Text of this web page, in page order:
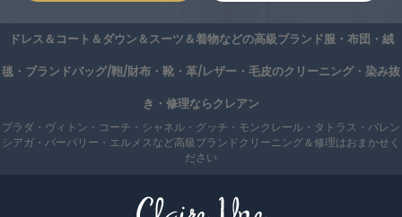
ドレス＆コート＆ダウン＆スーツ＆着物などの高級ブランド服・布団・絨
毯・ブランドバッグ/鞄/財布・靴・革/レザー・毛皮のクリーニング・染み抜
き・修理ならクレアン
プラダ・ヴィトン・コーチ・シャネル・グッチ・モンクレール・タトラス・バレン
シアガ・バーバリー・エルメスなど高級ブランドクリーニング＆修理はおまかせく
ださい